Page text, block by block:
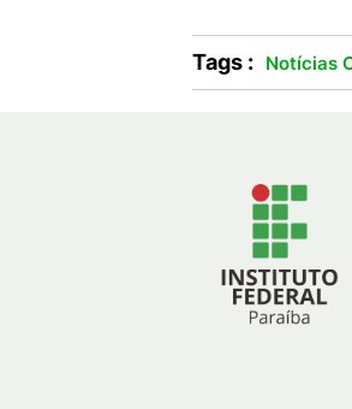
Tags : Notícias